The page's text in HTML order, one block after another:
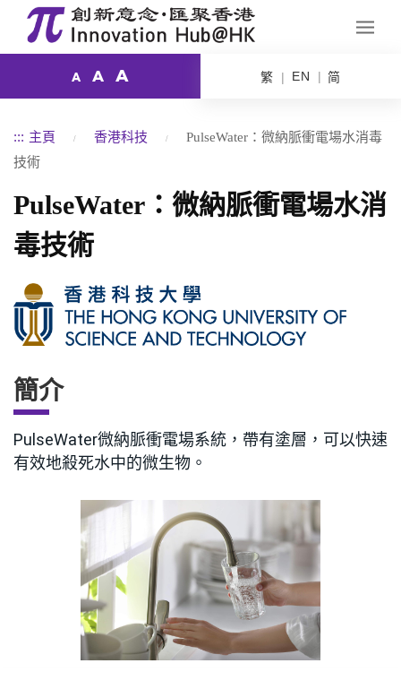
A A A 繁 EN 简
::: 主頁 香港科技
PulseWater：微納脈衝電場水消毒
技術
PulseWater：微納脈衝電場水消
毒技術
簡介
PulseWater微納脈衝電場系統，帶有塗層，可以快速
有效地殺死水中的微生物。